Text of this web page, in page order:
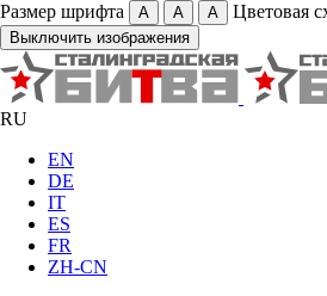
Размер шрифта А А А Цветовая
Выключить изображения
RU
EN
DE
IT
ES
FR
ZH-CN